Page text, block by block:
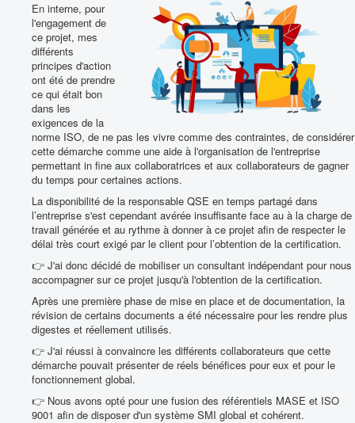
En interne, pour
l'engagement de
ce projet, mes
différents
principes d'action
ont été de prendre
ce qui était bon
dans les
exigences de la
norme ISO, de ne pas les vivre comme des contraintes, de considérer
cette démarche comme une aide à l'organisation de l'entreprise
permettant in fine aux collaboratrices et aux collaborateurs de gagner
du temps pour certaines actions.
La disponibilité de la responsable QSE en temps partagé dans
l’entreprise s'est cependant avérée insuffisante face au à la charge de
travail générée et au rythme à donner à ce projet afin de respecter le
délai très court exigé par le client pour l’obtention de la certification.
👉 J'ai donc décidé de mobiliser un consultant indépendant pour nous
accompagner sur ce projet jusqu'à l'obtention de la certification.
Après une première phase de mise en place et de documentation, la
révision de certains documents a été nécessaire pour les rendre plus
digestes et réellement utilisés.
👉 J'ai réussi à convaincre les différents collaborateurs que cette
démarche pouvait présenter de réels bénéfices pour eux et pour le
fonctionnement global.
👉 Nous avons opté pour une fusion des référentiels MASE et ISO
9001 afin de disposer d'un système SMI global et cohérent.